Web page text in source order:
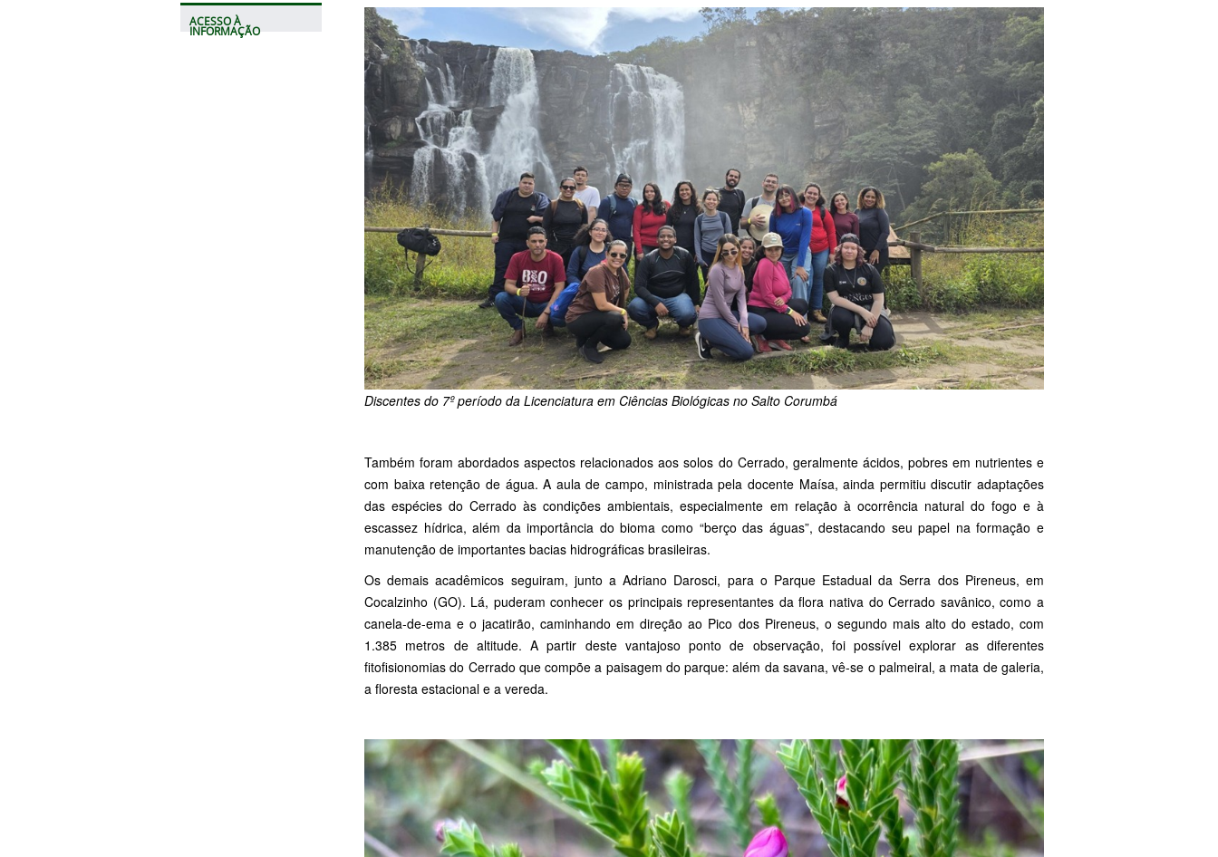
ACESSO À
INFORMAÇÃO
Discentes do 7º período da Licenciatura em Ciências Biológicas no Salto Corumbá
Também foram abordados aspectos relacionados aos solos do Cerrado, geralmente ácidos, pobres em nutrientes e
com baixa retenção de água. A aula de campo, ministrada pela docente Maísa, ainda permitiu discutir adaptações
das espécies do Cerrado às condições ambientais, especialmente em relação à ocorrência natural do fogo e à
escassez hídrica, além da importância do bioma como “berço das águas”, destacando seu papel na formação e
manutenção de importantes bacias hidrográficas brasileiras.
Os demais acadêmicos seguiram, junto a Adriano Darosci, para o Parque Estadual da Serra dos Pireneus, em
Cocalzinho (GO). Lá, puderam conhecer os principais representantes da flora nativa do Cerrado savânico, como a
canela-de-ema e o jacatirão, caminhando em direção ao Pico dos Pireneus, o segundo mais alto do estado, com
1.385 metros de altitude. A partir deste vantajoso ponto de observação, foi possível explorar as diferentes
fitofisionomias do Cerrado que compõe a paisagem do parque: além da savana, vê-se o palmeiral, a mata de galeria,
a floresta estacional e a vereda.